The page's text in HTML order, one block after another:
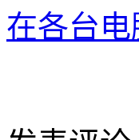
在各台